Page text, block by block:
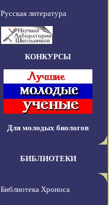
Русская литература
КОНКУРСЫ
Для молодых биологов
БИБЛИОТЕКИ
Библиотека Хроноса